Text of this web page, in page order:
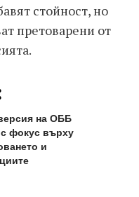
стойност, но
претоварени от
на ОББ
фокус върху
и